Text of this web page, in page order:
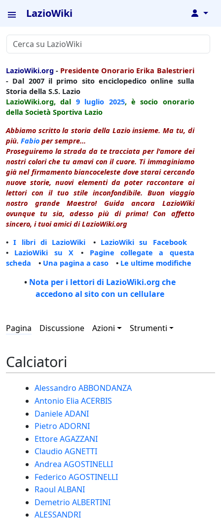
LazioWiki ↓
LazioWiki.org - Presidente Onorario Erika Balestrieri
- Dal 2007 il primo sito enciclopedico online sulla
Storia della S.S. Lazio
LazioWiki.org, dal 9 luglio 2025, è socio onorario
della Società Sportiva Lazio
Abbiamo scritto la storia della Lazio insieme. Ma tu, di
più. Fabio per sempre...
Proseguiremo la strada da te tracciata per l'amore dei
nostri colori che tu amavi con il cuore. Ti immaginiamo
già nel firmamento biancoceleste dove starai cercando
nuove storie, nuovi elementi da poter raccontare ai
lettori con il tuo stile inconfondibile. Buon viaggio
nostro grande Maestro! Guida ancora LazioWiki
ovunque tu sia, adesso più di prima! Con affetto
sincero, i tuoi amici di LazioWiki.org
•I libri di LazioWiki • LazioWiki su Facebook
• LazioWiki su X • Pagine collegate a questa
scheda • Una pagina a caso • Le ultime modifiche
• Nota per i lettori di LazioWiki.org che
accedono al sito con un cellulare
Pagina Discussione Azioni Strumenti
Calciatori
Alessandro ABBONDANZA
Antonio Elia ACERBIS
Daniele ADANI
Pietro ADORNI
Ettore AGAZZANI
Claudio AGNETTI
Andrea AGOSTINELLI
Federico AGOSTINELLI
Raoul ALBANI
Demetrio ALBERTINI
ALESSANDRI